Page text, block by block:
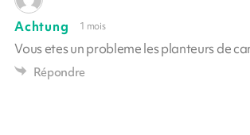
Achtung 1 mois
Vous etes un probleme les planteurs de
Répondre